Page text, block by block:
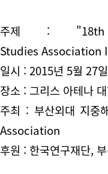
주제 : "
Studies Association
일시 : 2015년 5월 27
장소 : 그리스 아테나
주최 : 부산외대 지
Association
후원 : 한국연구재단,